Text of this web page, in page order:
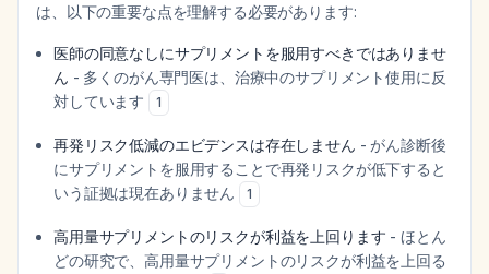
は、以下の重要な点を理解する必要があります:
医師の同意なしにサプリメントを服用すべきではありませ
ん - 多くのがん専門医は、治療中のサプリメント使用に反
対しています
1
再発リスク低減のエビデンスは存在しません - がん診断後
にサプリメントを服用することで再発リスクが低下すると
いう証拠は現在ありません
1
高用量サプリメントのリスクが利益を上回ります - ほとん
どの研究で、高用量サプリメントのリスクが利益を上回る